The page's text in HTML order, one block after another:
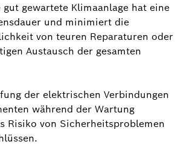
gewartete Klimaanlage hat eine
und minimiert die
von teuren Reparaturen oder
Austausch der gesamten
der elektrischen Verbindungen
während der Wartung
Risiko von Sicherheitsproblemen